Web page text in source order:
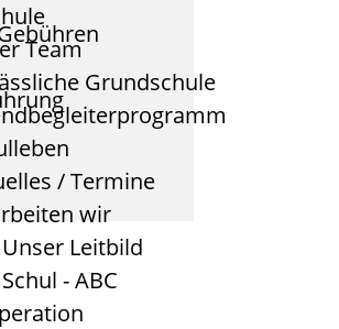
Team
Grundschule
/ Termine
wir
Unser Leitbild
Schul - ABC